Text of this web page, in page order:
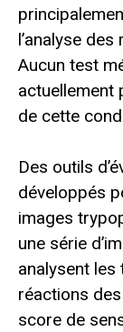
l’analyse
Aucun test
actuellement
de cette
Des outils
développés
images
une série
analysent les
réactions
score de